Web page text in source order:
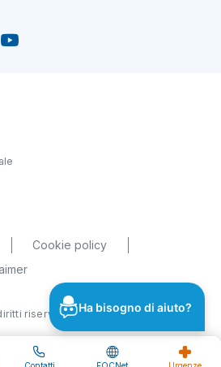
Cookie policy
riservati Ha bisogno di aiuto?